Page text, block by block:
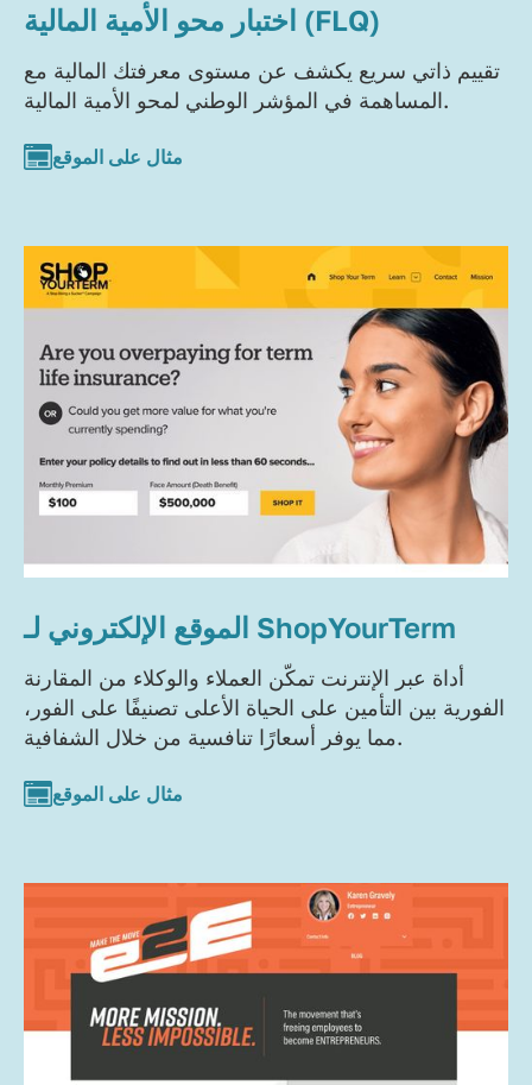
اختبار محو الأمية المالية (FLQ)
تقييم ذاتي سريع يكشف عن مستوى معرفتك المالية مع
المساهمة في المؤشر الوطني لمحو الأمية المالية.
مثال على الموقع
الموقع الإلكتروني لـ ShopYourTerm
أداة عبر الإنترنت تمكّن العملاء والوكلاء من المقارنة
الفورية بين التأمين على الحياة الأعلى تصنيفًا على الفور،
مما يوفر أسعارًا تنافسية من خلال الشفافية.
مثال على الموقع